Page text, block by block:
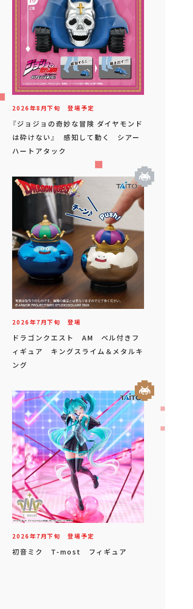
2026年8月下旬 登場予定
『ジョジョの奇妙な冒険 ダイヤモンド
は砕けない』 感知して動く シアー
ハートアタック
2026年7月下旬 登場
ドラゴンクエスト AM ベル付きフ
ィギュア キングスライム＆メタルキ
ング
2026年7月下旬 登場予定
初音ミク T-most フィギュア